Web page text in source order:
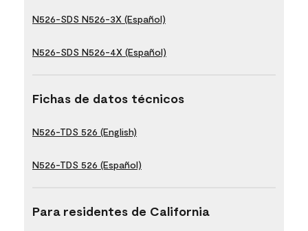
N526-SDS N526-3X (Español)
N526-SDS N526-4X (Español)
Fichas de datos técnicos
N526-TDS 526 (English)
N526-TDS 526 (Español)
Para residentes de California